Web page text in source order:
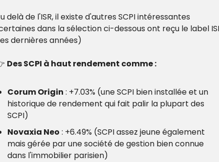
delà de l'ISR, il existe d'autres SCPI intéressantes
dans la sélection ci-dessous ont reçu le label
dernières années)
Des SCPI à haut rendement comme :
Corum Origin : +7.03% (une SCPI bien installée et un
historique de rendement qui fait palir la plupart des
SCPI)
Novaxia Neo : +6.49% (SCPI assez jeune également
mais gérée par une société de gestion bien connue
dans l'immobilier parisien)